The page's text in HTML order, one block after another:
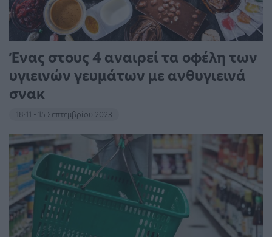
Ένας στους 4 αναιρεί τα οφέλη των
υγιεινών γευμάτων με ανθυγιεινά
σνακ
18:11 - 15 Σεπτεμβρίου 2023